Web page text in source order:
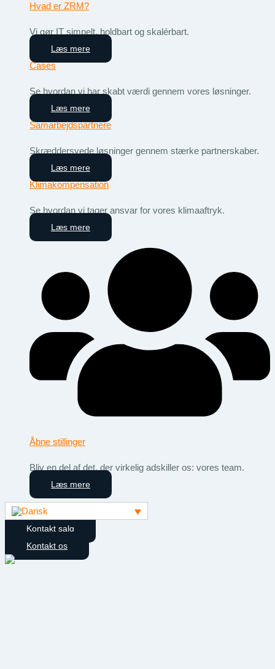
Hvad er ZRM?
Vi gør IT simpelt, holdbart og skalérbart.
Læs mere
Cases
Se hvordan vi har skabt værdi gennem vores løsninger.
Læs mere
Samarbejdspartnere
Skræddersyede løsninger gennem stærke partnerskaber.
Læs mere
Klimakompensation
Se hvordan vi tager ansvar for vores klimaaftryk.
Læs mere
Åbne stillinger
Bliv en del af det, der virkelig adskiller os: vores team.
Læs mere
Kontakt salg
Kontakt os